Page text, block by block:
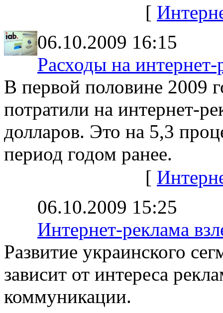
[
06.10.2009 16:15
Расходы на
В первой половине 2009
потратили на интернет-
долларов. Это на 5,3
период годом ранее.
[
06.10.2009 15:25
Интернет-реклама
Развитие украинского
зависит от интереса
коммуникации.